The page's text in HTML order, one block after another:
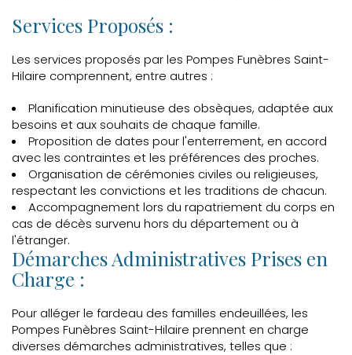
Services Proposés :
Les services proposés par les Pompes Funèbres Saint-
Hilaire comprennent, entre autres :
Planification minutieuse des obsèques, adaptée aux
besoins et aux souhaits de chaque famille.
Proposition de dates pour l'enterrement, en accord
avec les contraintes et les préférences des proches.
Organisation de cérémonies civiles ou religieuses,
respectant les convictions et les traditions de chacun.
Accompagnement lors du rapatriement du corps en
cas de décès survenu hors du département ou à
l'étranger.
Démarches Administratives Prises en
Charge :
Pour alléger le fardeau des familles endeuillées, les
Pompes Funèbres Saint-Hilaire prennent en charge
diverses démarches administratives, telles que :